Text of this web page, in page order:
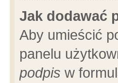
Jak dodawać
Aby umieścić
panelu
podpis w